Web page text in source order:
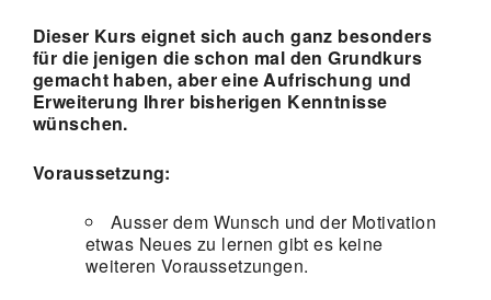
Dieser Kurs eignet sich auch ganz besonders
für die jenigen die schon mal den Grundkurs
gemacht haben, aber eine Aufrischung und
Erweiterung Ihrer bisherigen Kenntnisse
wünschen.
Voraussetzung:
Ausser dem Wunsch und der Motivation
etwas Neues zu lernen gibt es keine
weiteren Voraussetzungen.